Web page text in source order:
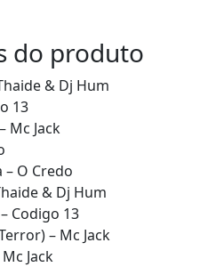
do produto
& Dj Hum
13
Mc Jack
– O Credo
& Dj Hum
Codigo 13
– Mc Jack
Jack